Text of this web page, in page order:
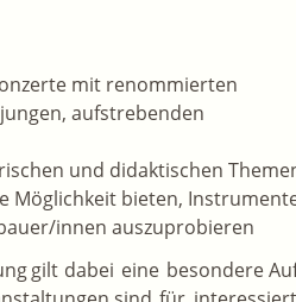
mit renommierten
jungen, aufstrebenden
und didaktischen
Möglichkeit bieten,
innen auszuprobieren
gilt dabei eine besondere